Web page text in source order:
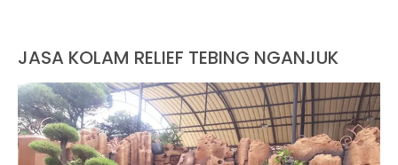
JASA KOLAM RELIEF TEBING NGANJUK